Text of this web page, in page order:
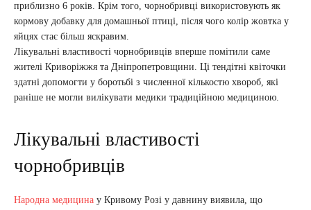
приблизно 6 років. Крім того, чорнобривці використовують як
кормову добавку для домашньої птиці, після чого колір жовтка у
яйцях стає більш яскравим.
Лікувальні властивості чорнобривців вперше помітили саме
жителі Криворіжжя та Дніпропетровщини. Ці тендітні квіточки
здатні допомогти у боротьбі з численної кількостю хвороб, які
раніше не могли вилікувати медики традиційною медициною.
Лікувальні властивості
чорнобривців
Народна медицина у Кривому Розі у давнину виявила, що